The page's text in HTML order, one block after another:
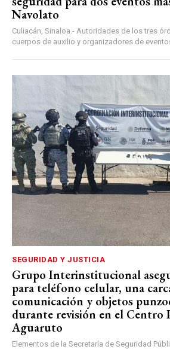
Navolato
Culiacán, Sinaloa.- Autoridades de los tres
cuerpos de auxilio y organizadores de
SEGURIDAD Y JUSTICIA
Grupo Interinstitucional
para teléfono celular, una
comunicación y objetos
durante revisión en el Centro
Aguaruto
Elementos de la Secretaría de Seguridad